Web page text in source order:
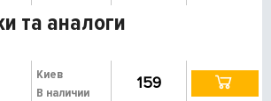
та аналоги
Киев
В наличии
159